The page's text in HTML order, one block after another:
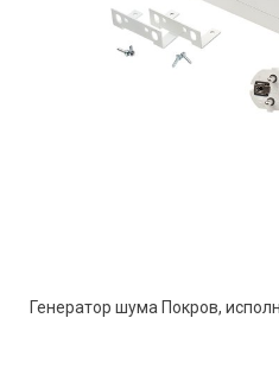
Генератор шума Покров,